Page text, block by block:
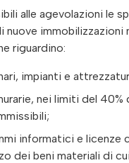
alle agevolazioni le
nuove immobilizzazioni
riguardino:
impianti e
nei limiti del
informatici e licenze
dei beni materiali di